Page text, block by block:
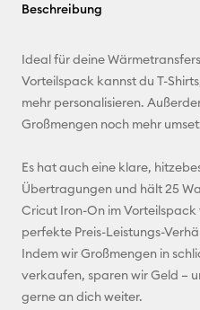
Beschreibung
Ideal für deine
Vorteilspack kannst du T-
mehr personalisieren.
Großmengen noch mehr
Es hat auch eine klare,
Übertragungen und hält 25
Cricut Iron-On im
perfekte Preis-Leistungs-
Indem wir Großmengen in
verkaufen, sparen wir Geld –
gerne an dich weiter.